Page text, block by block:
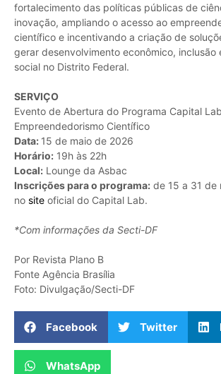
fortalecimento das políticas públicas de
inovação, ampliando o acesso ao
científico e incentivando a criação de
gerar desenvolvimento econômico, inclusão
social no Distrito Federal.
SERVIÇO
Evento de Abertura do Programa Capital
Empreendedorismo Científico
Data: 15 de maio de 2026
Horário: 19h às 22h
Local: Lounge da Asbac
Inscrições para o programa: de 15 a 31 de
no site oficial do Capital Lab.
*Com informações da Secti-DF
Por Revista Plano B
Fonte Agência Brasília
Foto: Divulgação/Secti-DF
Facebook Twitter
WhatsApp